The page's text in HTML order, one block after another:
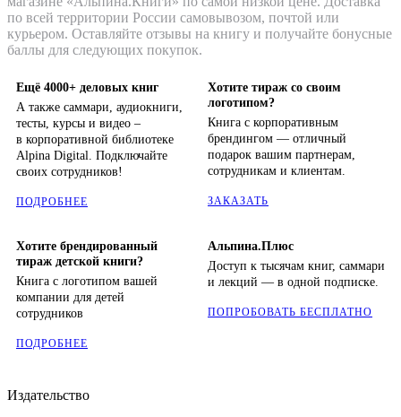
по всей территории России самовывозом, почтой или
курьером. Оставляйте отзывы на книгу и получайте бонусные
баллы для следующих покупок.
Ещё 4000+ деловых книг
А также саммари, аудиокниги,
тесты, курсы и видео –
в корпоративной библиотеке
Alpina Digital. Подключайте
своих сотрудников!
ПОДРОБНЕЕ
Хотите тираж со своим
логотипом?
Книга с корпоративным
брендингом — отличный
подарок вашим партнерам,
сотрудникам и клиентам.
ЗАКАЗАТЬ
Хотите брендированный
тираж детской книги?
Книга с логотипом вашей
компании для детей
сотрудников
ПОДРОБНЕЕ
Альпина.Плюс
Доступ к тысячам книг, саммари
и лекций — в одной подписке.
ПОПРОБОВАТЬ БЕСПЛАТНО
Издательство